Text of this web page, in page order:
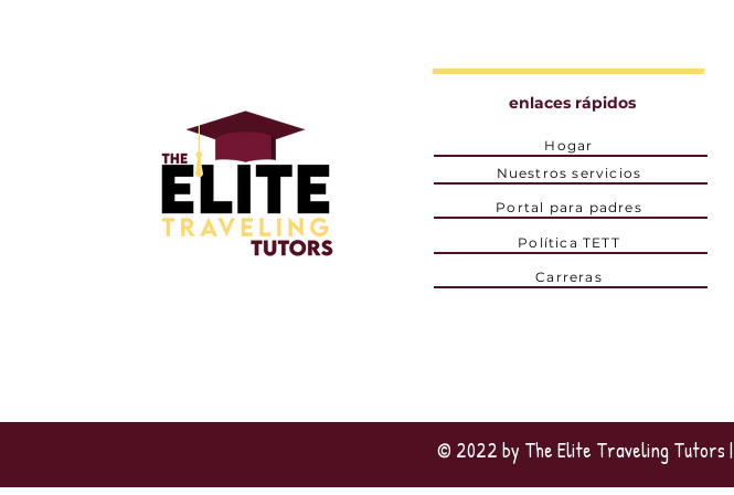
enlaces rápidos
Hogar
Nuestros servicios
Portal para padres
Política TETT
Carreras
© 2022 by The Elite Traveling Tutors |